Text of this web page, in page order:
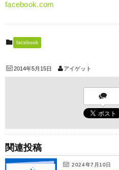
facebook.com
facebook
2014年5月15日 アイゲット
関連投稿
2024年7月10日